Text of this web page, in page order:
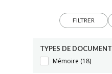
FILTRER
TYPES DE DOCUMENT
Mémoire (18)